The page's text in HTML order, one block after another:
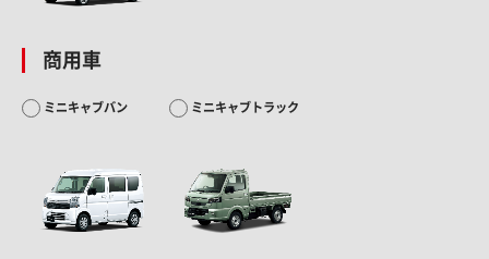
商用車
ミニキャブバン ミニキャブトラック